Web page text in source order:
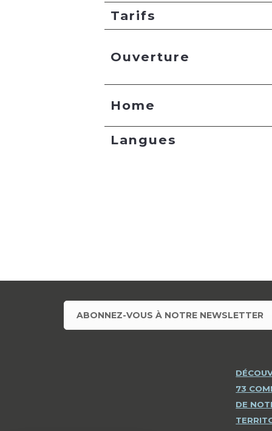
Tarifs
Ouverture
Home
Langues
ABONNEZ-VOUS À NOTRE NEWSLETTER
73
DE